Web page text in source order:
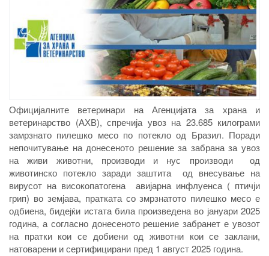
Официјалните ветеринари на Агенцијата за храна и
ветеринарство (АХВ), спречија увоз на 23.685 килограми
замрзнато пилешко месо по потекло од Бразил. Поради
непочитување на донесеното решение за забрана за увоз
на живи животни, производи и нус производи од
животинско потекло заради заштита од внесување на
вирусот на високопатогена авијарна инфлуенса ( птичји
грип) во земјава, пратката со змрзнатото пилешко месо е
одбиена, бидејќи истата била произведена во јануари 2025
година, а согласно донесеното решение забранет е увозот
на пратки кои се добиени од животни кои се заклани,
натоварени и сертифицирани пред 1 август 2025 година.